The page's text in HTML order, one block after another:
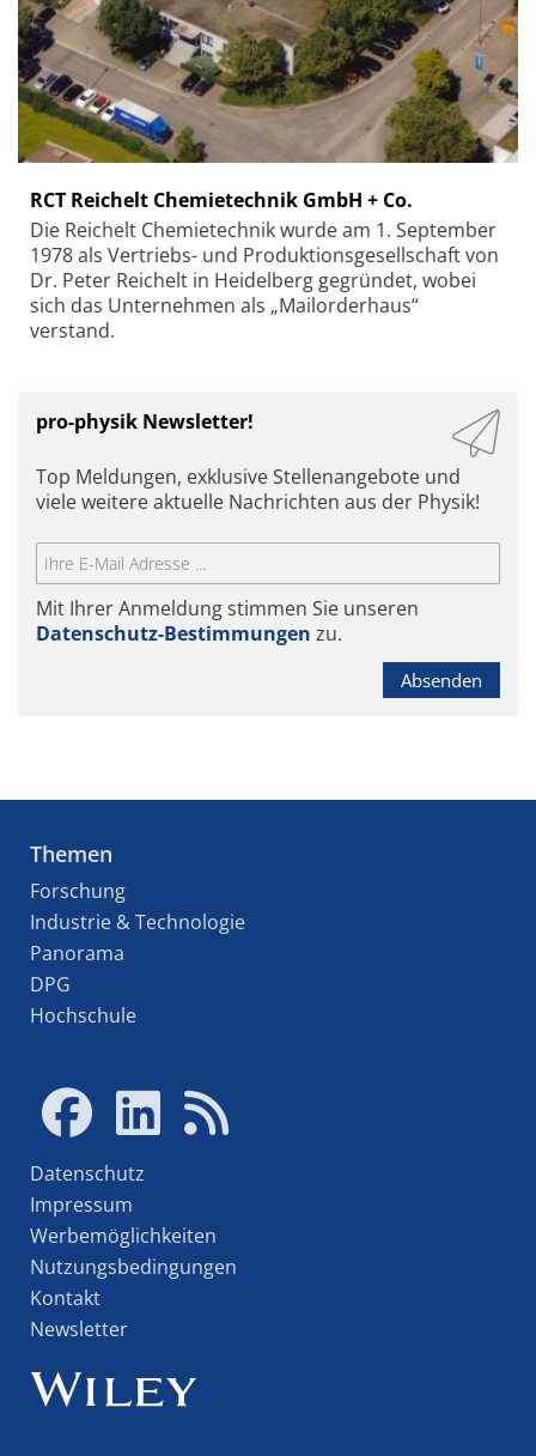
RCT Reichelt Chemietechnik GmbH + Co.
Die Reichelt Chemietechnik wurde am 1. September
1978 als Vertriebs- und Produktionsgesellschaft von
Dr. Peter Reichelt in Heidelberg gegründet, wobei
sich das Unternehmen als „Mailorderhaus“
verstand.
pro-physik Newsletter!
Top Meldungen, exklusive Stellenangebote und
viele weitere aktuelle Nachrichten aus der Physik!
Mit Ihrer Anmeldung stimmen Sie unseren
Datenschutz-Bestimmungen zu.
Absenden
Themen
Forschung
Industrie & Technologie
Panorama
DPG
Hochschule
Datenschutz
Impressum
Werbemöglichkeiten
Nutzungsbedingungen
Kontakt
Newsletter